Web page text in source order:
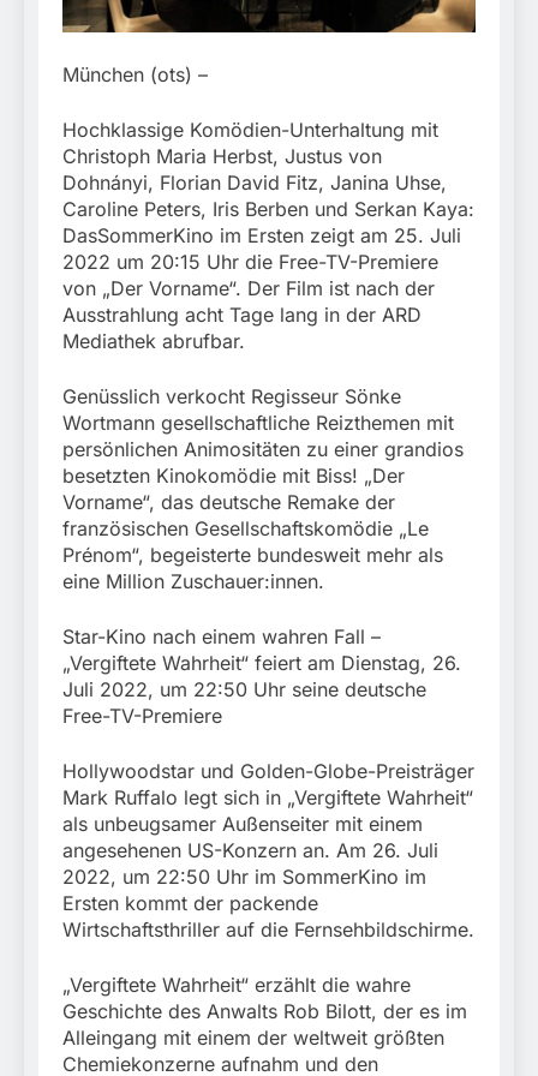
Beinahekollision an
Bahnverkehr
5. August 2026
München (ots) –
Hochklassige Komödien-Unterhaltung mit
Christoph Maria Herbst, Justus von
Dohnányi, Florian David Fitz, Janina Uhse,
Caroline Peters, Iris Berben und Serkan Kaya:
DasSommerKino im Ersten zeigt am 25. Juli
2022 um 20:15 Uhr die Free-TV-Premiere
von „Der Vorname“. Der Film ist nach der
Ausstrahlung acht Tage lang in der ARD
Mediathek abrufbar.
Genüsslich verkocht Regisseur Sönke
Wortmann gesellschaftliche Reizthemen mit
persönlichen Animositäten zu einer grandios
besetzten Kinokomödie mit Biss! „Der
Vorname“, das deutsche Remake der
französischen Gesellschaftskomödie „Le
Prénom“, begeisterte bundesweit mehr als
eine Million Zuschauer:innen.
Star-Kino nach einem wahren Fall –
„Vergiftete Wahrheit“ feiert am Dienstag, 26.
Juli 2022, um 22:50 Uhr seine deutsche
Free-TV-Premiere
Hollywoodstar und Golden-Globe-Preisträger
Mark Ruffalo legt sich in „Vergiftete Wahrheit“
als unbeugsamer Außenseiter mit einem
angesehenen US-Konzern an. Am 26. Juli
2022, um 22:50 Uhr im SommerKino im
Ersten kommt der packende
Wirtschaftsthriller auf die Fernsehbildschirme.
„Vergiftete Wahrheit“ erzählt die wahre
Geschichte des Anwalts Rob Bilott, der es im
Alleingang mit einem der weltweit größten
Chemiekonzerne aufnahm und den